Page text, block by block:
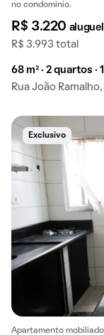
no condomínio.
R$ 3.220 aluguel
R$ 3.993 total
68 m² · 2 quartos ·
Rua João
Exclusivo
Apartamento